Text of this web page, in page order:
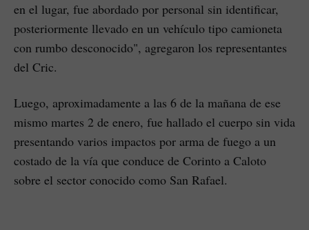
en el lugar, fue abordado por personal sin identificar,
posteriormente llevado en un vehículo tipo camioneta
con rumbo desconocido", agregaron los representantes
del Cric.
Luego, aproximadamente a las 6 de la mañana de ese
mismo martes 2 de enero, fue hallado el cuerpo sin vida
presentando varios impactos por arma de fuego a un
costado de la vía que conduce de Corinto a Caloto
sobre el sector conocido como San Rafael.